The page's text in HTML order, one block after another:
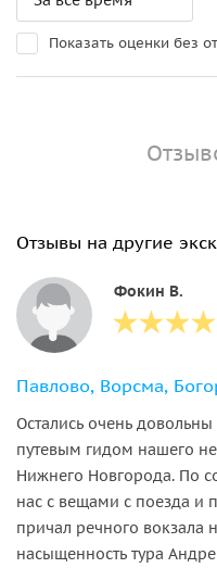
Показать оценки без
Отзывы на другие
Фокин В.
Остались очень
путевым гидом нашего
Нижнего Новгорода. По
нас с вещами с поезда и
причал речного вокзала
насыщенность тура